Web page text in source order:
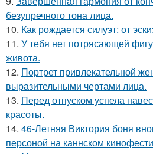
безупречного тона лица.
10. Как рождается силуэт: от
11. У тебя нет потрясающей
живота.
12. Портрет привлекательной
выразительными чертами лица.
13. Перед отпуском успела
красоты.
14. 46-Летняя Виктория боня
персоной на каннском